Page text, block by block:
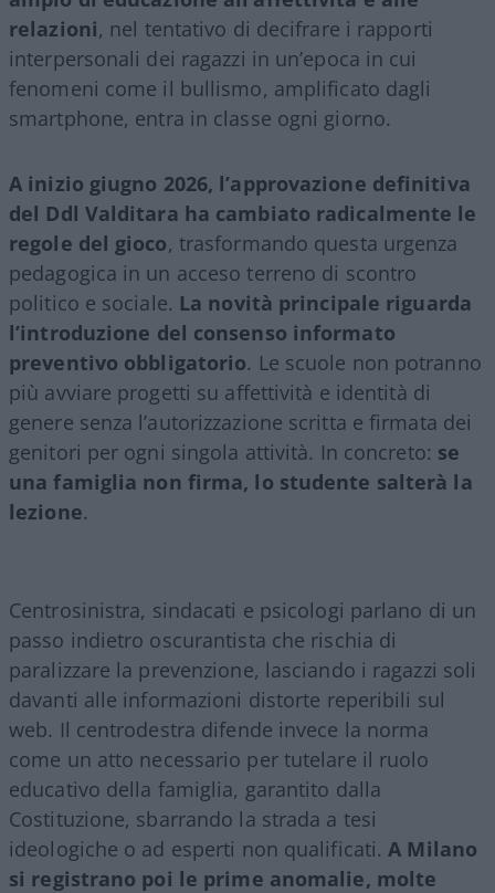
relazioni, nel tentativo di decifrare i rapporti
interpersonali dei ragazzi in un’epoca in cui
fenomeni come il bullismo, amplificato dagli
smartphone, entra in classe ogni giorno.
A inizio giugno 2026, l’approvazione definitiva
del Ddl Valditara ha cambiato radicalmente le
regole del gioco, trasformando questa urgenza
pedagogica in un acceso terreno di scontro
politico e sociale. La novità principale riguarda
l’introduzione del consenso informato
preventivo obbligatorio. Le scuole non potranno
più avviare progetti su affettività e identità di
genere senza l’autorizzazione scritta e firmata dei
genitori per ogni singola attività. In concreto: se
una famiglia non firma, lo studente salterà la
lezione.
Centrosinistra, sindacati e psicologi parlano di un
passo indietro oscurantista che rischia di
paralizzare la prevenzione, lasciando i ragazzi soli
davanti alle informazioni distorte reperibili sul
web. Il centrodestra difende invece la norma
come un atto necessario per tutelare il ruolo
educativo della famiglia, garantito dalla
Costituzione, sbarrando la strada a tesi
ideologiche o ad esperti non qualificati.A Milano
si registrano poi le prime anomalie, molte